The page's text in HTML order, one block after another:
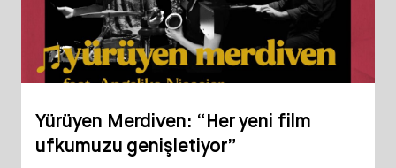
Yürüyen Merdiven: “Her yeni film
ufkumuzu genişletiyor”